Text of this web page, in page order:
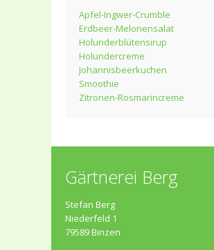
Apfel-Ingwer-Crumble
Erdbeer-Melonensalat
Holunderblütensirup
Holundercreme
Johannisbeerkuchen
Smoothie
Zitronen-Rosmarincreme
Gärtnerei Berg
Stefan Berg
Niederfeld 1
79589 Binzen